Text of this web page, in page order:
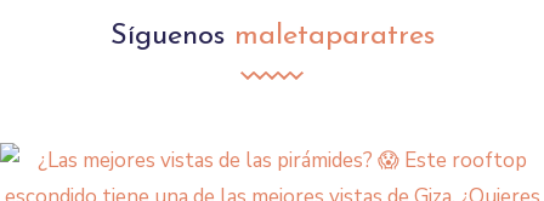
Síguenos maletaparatres